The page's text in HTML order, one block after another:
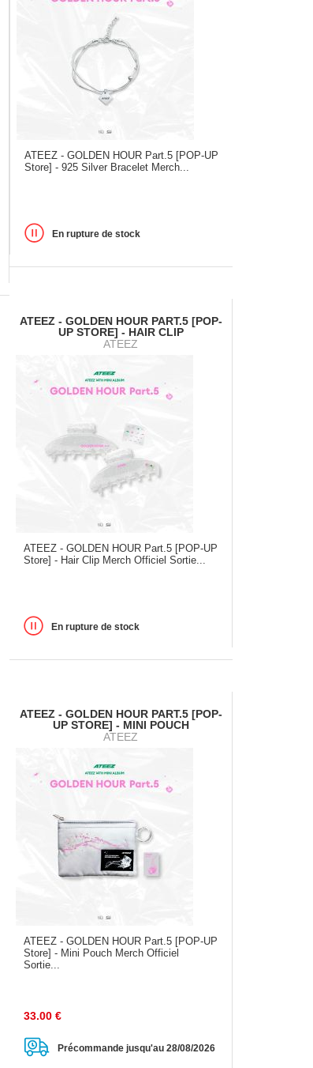
ATEEZ - GOLDEN HOUR Part.5 [POP-UP
Store] - 925 Silver Bracelet Merch...
En rupture de stock
ATEEZ - GOLDEN HOUR PART.5 [POP-
UP STORE] - HAIR CLIP
ATEEZ
ATEEZ - GOLDEN HOUR Part.5 [POP-UP
Store] - Hair Clip Merch Officiel Sortie...
En rupture de stock
ATEEZ - GOLDEN HOUR PART.5 [POP-
UP STORE] - MINI POUCH
ATEEZ
ATEEZ - GOLDEN HOUR Part.5 [POP-UP
Store] - Mini Pouch Merch Officiel
Sortie...
33.00 €
Précommande jusqu'au 28/08/2026